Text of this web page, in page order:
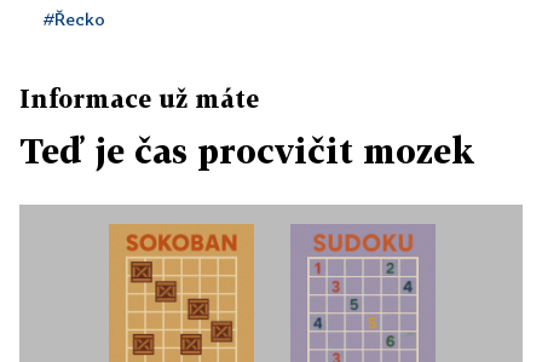
#Řecko
Informace už máte
Teď je čas procvičit mozek